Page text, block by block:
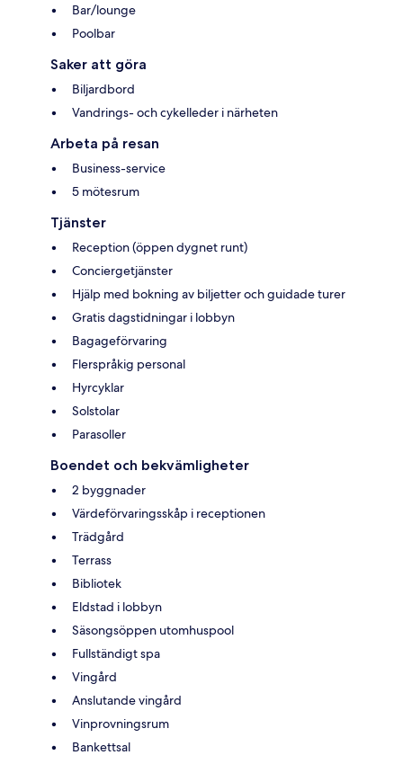
Bar/lounge
Poolbar
Saker att göra
Biljardbord
Vandrings- och cykelleder i närheten
Arbeta på resan
Business-service
5 mötesrum
Tjänster
Reception (öppen dygnet runt)
Conciergetjänster
Hjälp med bokning av biljetter och guidade turer
Gratis dagstidningar i lobbyn
Bagageförvaring
Flerspråkig personal
Hyrcyklar
Solstolar
Parasoller
Boendet och bekvämligheter
2 byggnader
Värdeförvaringsskåp i receptionen
Trädgård
Terrass
Bibliotek
Eldstad i lobbyn
Säsongsöppen utomhuspool
Fullständigt spa
Vingård
Anslutande vingård
Vinprovningsrum
Bankettsal